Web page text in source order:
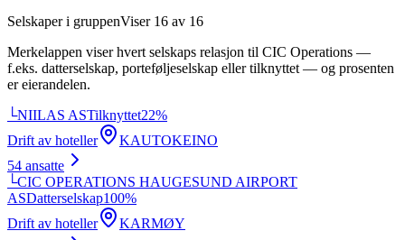
Selskaper i gruppenViser 16 av 16
Merkelappen viser hvert selskaps relasjon til CIC Operations —
f.eks. datterselskap, porteføljeselskap eller tilknyttet — og prosenten
er eierandelen.
└NIILAS ASTilknyttet22%
Drift av hoteller
KAUTOKEINO
54 ansatte
└CIC OPERATIONS HAUGESUND AIRPORT
ASDatterselskap100%
Drift av hoteller
KARMØY